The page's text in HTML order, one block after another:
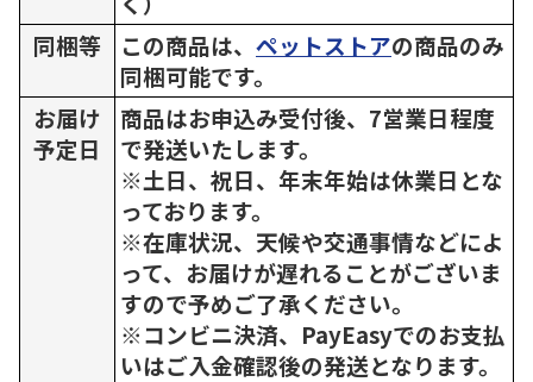
同梱等
この商品は、 ペットストアの商品のみ
同梱可能です。
お届け
予定日
商品はお申込み受付後、7営業日程度
で発送いたします。
※土日、祝日、年末年始は休業日とな
っております。
※在庫状況、天候や交通事情などによ
って、お届けが遅れることがございま
すので予めご了承ください。
※コンビニ決済、PayEasyでのお支払
いはご入金確認後の発送となります。